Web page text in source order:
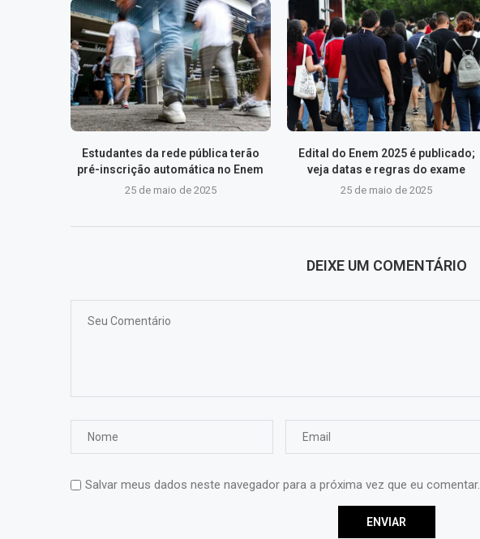
Estudantes da rede pública terão
pré-inscrição automática no Enem
25 de maio de 2025
Edital do Enem 2025 é publicado;
veja datas e regras do exame
25 de maio de 2025
DEIXE UM COMENTÁRIO
Salvar meus dados neste navegador para a próxima vez que eu comentar.